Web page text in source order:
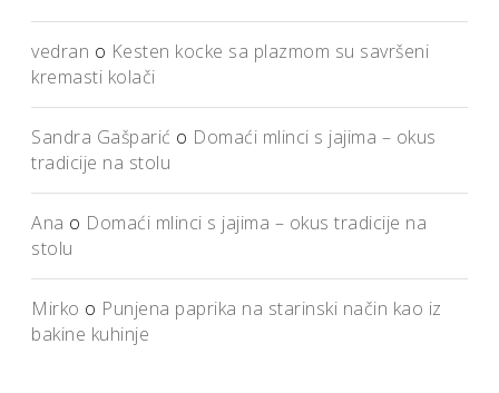
vedran o Kesten kocke sa plazmom su savršeni
kremasti kolači
Sandra Gašparić o Domaći mlinci s jajima – okus
tradicije na stolu
Ana o Domaći mlinci s jajima – okus tradicije na
stolu
Mirko o Punjena paprika na starinski način kao iz
bakine kuhinje